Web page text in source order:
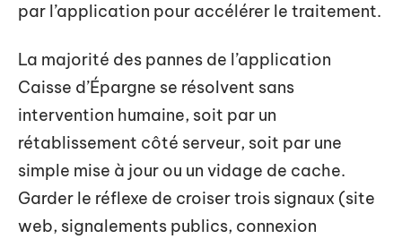
par l’application pour accélérer le traitement.
La majorité des pannes de l’application
Caisse d’Épargne se résolvent sans
intervention humaine, soit par un
rétablissement côté serveur, soit par une
simple mise à jour ou un vidage de cache.
Garder le réflexe de croiser trois signaux (site
web, signalements publics, connexion